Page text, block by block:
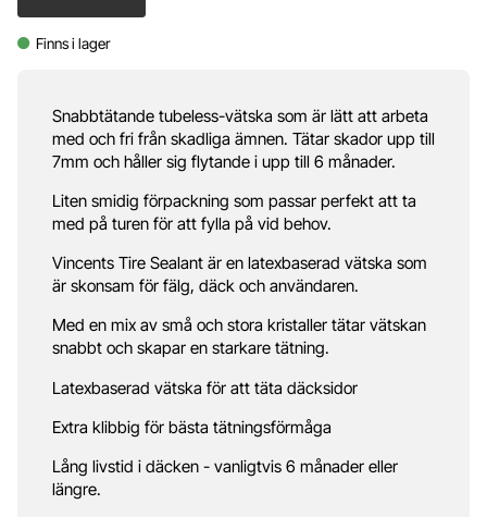
Finns i lager
Snabbtätande tubeless-vätska som är lätt att arbeta
med och fri från skadliga ämnen. Tätar skador upp till
7mm och håller sig flytande i upp till 6 månader.
Liten smidig förpackning som passar perfekt att ta
med på turen för att fylla på vid behov.
Vincents Tire Sealant är en latexbaserad vätska som
är skonsam för fälg, däck och användaren.
Med en mix av små och stora kristaller tätar vätskan
snabbt och skapar en starkare tätning.
Latexbaserad vätska för att täta däcksidor
Extra klibbig för bästa tätningsförmåga
Lång livstid i däcken - vanligtvis 6 månader eller
längre.